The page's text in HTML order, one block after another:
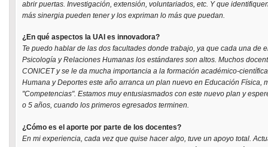
abrir puertas. Investigación, extensión, voluntariados, etc. Y que
más sinergia pueden tener y los expriman lo más que puedan.
¿En qué aspectos la UAI es innovadora?
Te puedo hablar de las dos facultades donde trabajo, ya que cada una de
Psicología y Relaciones Humanas los estándares son altos. Muchos
CONICET y se le da mucha importancia a la formación académico-
Humana y Deportes este año arranca un plan nuevo en Educación Física,
"Competencias". Estamos muy entusiasmados con este nuevo plan y
o 5 años, cuando los primeros egresados terminen.
¿Cómo es el aporte por parte de los docentes?
En mi experiencia, cada vez que quise hacer algo, tuve un apoyo total.